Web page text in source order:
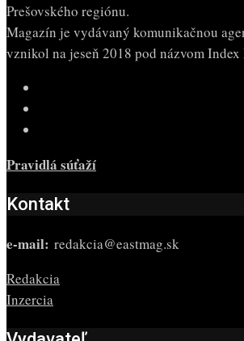
Prešovského regiónu.
Magazín je vydávaný komunikačnou
vznikol na jeseň 2018 pod názvom Index
Pravidlá súťaží
Kontakt
e-mail: redakcia@eastmag.sk
Redakcia
Inzercia